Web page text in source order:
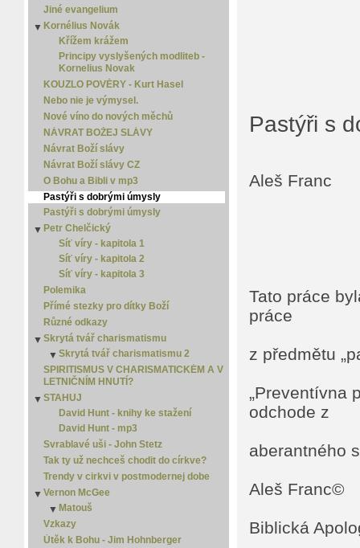
Ezdráš
Ezechiel
Filemon
Filipským
Galatským
Izaiáš
Jakub
Janovo evangelium
Jeremiáš
Jonáš
Jozue
Joél
Juda
Jób
Kazatel
Koloským
Komentáře k Bibli - Starý zákon
Lukášovo evangelium
Malachiáš
Markovo evangelium
Matoušovo evangelium
Micheáš
Nahum
Nehemiáš
Ozeáš
Pavlovy listy
Pláč
Píseň písní
Přísloví
Rút
Skutky apoštolské
Sofoniáš
Soudců
Titovi
Zachariáš
Ámos
Jiné evangelium
▼ Kornélius Novák
Křížem krážem
Principy vyslyšených modliteb -
Kornelius Novak
KOUZLO POVĚRY - Kurt Hasel
Nebo nie je výmysel.
Nové víno do nových měchů
NÁVRAT BOŽEJ SLÁVY
Návrat Boží slávy
Návrat Boží slávy CZ
O Bohu a Bibli v mp3
Pastýři s dobrými úmysly
Pastýři s dobrými úmysly
▼ Petr Chelčický
Síť víry - kapitola 1
Síť víry - kapitola 2
Síť víry - kapitola 3
Polemika
Přímé stezky pro dítky Boží
Různé odkazy
▼ Skrytá tvář charismatismu
▼ Skrytá tvář charismatismu 2
▼Skrytá tvář charismatismu 3
Skrytá tvář charismatismu 4
SPIRITISMUS V CHARISMATICKÉM A V
LETNIČNÍM HNUTÍ?
▼ STAHUJ
David Hunt - knihy ke stažení
David Hunt - mp3
Svrablavé uši - John Stetz
Tak ty už nechceš chodit do církve?
Trendy v cirkvi v postmodernej dobe
▼ Vernon McGee
▼ Matouš
Matouš 2
Vzkazy
Útěk k Bohu - Jim Hohnberger
Pastýři s
Aleš Franc
Tato práce
práce
z předmětu
„Preventívna
odchode z
aberantného
Aleš Franc©
Biblická